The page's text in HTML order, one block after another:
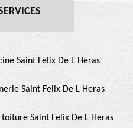
Saint Felix De L Heras
Saint Felix De L Heras
Saint Felix De L Heras